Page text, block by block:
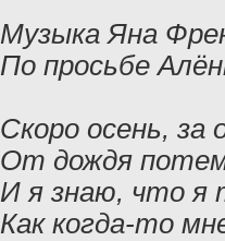
Музыка Яна
По просьбе
Скоро осень, за
От дождя
И я знаю, что я
Как когда-то